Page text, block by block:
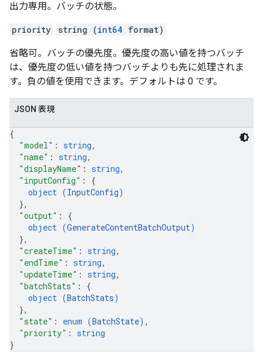
出力専用。バッチの状態。
priority string (int64 format)
省略可。バッチの優先度。優先度の高い値を持つバッチ
は、優先度の低い値を持つバッチよりも先に処理されま
す。負の値を使用できます。デフォルトは 0 です。
JSON 表現
{
"model" : string,
"name" : string,
"displayName" : string,
"inputConfig" : {
object (InputConfig)
},
"output" : {
object (GenerateContentBatchOutput)
},
"createTime" : string,
"endTime" : string,
"updateTime" : string,
"batchStats" : {
object (BatchStats)
},
"state" : enum (BatchState) ,
"priority" : string
}